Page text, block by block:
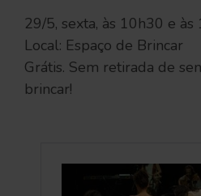
29/5, sexta, às 10h30 e às
Local: Espaço de Brincar
Grátis. Sem retirada de
brincar!